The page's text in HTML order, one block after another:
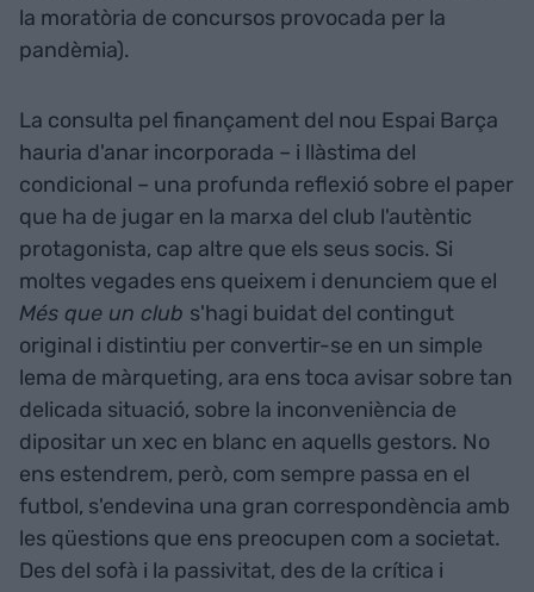
la moratòria de concursos provocada per la
pandèmia).
La consulta pel finançament del nou Espai Barça
hauria d'anar incorporada – i llàstima del
condicional – una profunda reflexió sobre el paper
que ha de jugar en la marxa del club l'autèntic
protagonista, cap altre que els seus socis. Si
moltes vegades ens queixem i denunciem que el
Més que un club s'hagi buidat del contingut
original i distintiu per convertir-se en un simple
lema de màrqueting, ara ens toca avisar sobre tan
delicada situació, sobre la inconveniència de
dipositar un xec en blanc en aquells gestors. No
ens estendrem, però, com sempre passa en el
futbol, s'endevina una gran correspondència amb
les qüestions que ens preocupen com a societat.
Des del sofà i la passivitat, des de la crítica i